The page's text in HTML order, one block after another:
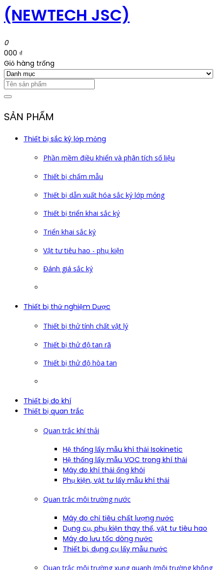
0
000 ₫
Giỏ hàng trống
SẢN PHẨM
Thiết bị sắc ký lớp mỏng
Phần mềm điều khiển và phân tích số liệu
Thiết bị chấm mẫu
Thiết bị dẫn xuất hóa sắc ký lớp mỏng
Thiết bị triển khai sắc ký
Triển khai sắc ký
Vật tư tiêu hao - phụ kiện
Đánh giá sắc ký
Thiết bị thử nghiệm Dược
Thiết bị thử tính chất vật lý
Thiết bị thử độ tan rã
Thiết bị thử độ hòa tan
Thiết bị đo khí
Thiết bị quan trắc
Quan trắc khí thải
Hệ thống lấy mẫu khí thải Isokinetic
Hệ thống lấy mẫu VOC trong khí thải
Máy đo khí thải ống khói
Phụ kiện, vật tư lấy mẫu khí thải
Quan trắc môi trường nước
Máy đo chỉ tiêu chất lượng nước
Dụng cụ, phụ kiện thay thế, vật tư tiêu hao
Máy đo lưu tốc dòng nước
Thiết bị, dụng cụ lấy mẫu nước
Quan trắc môi trường xung quanh (môi trường không